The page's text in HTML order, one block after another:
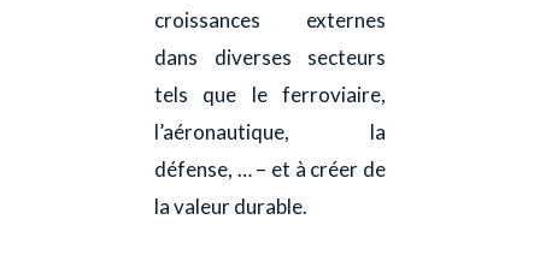
croissances externes
dans diverses secteurs
tels que le ferroviaire,
l’aéronautique, la
défense, … – et à créer de
la valeur durable.